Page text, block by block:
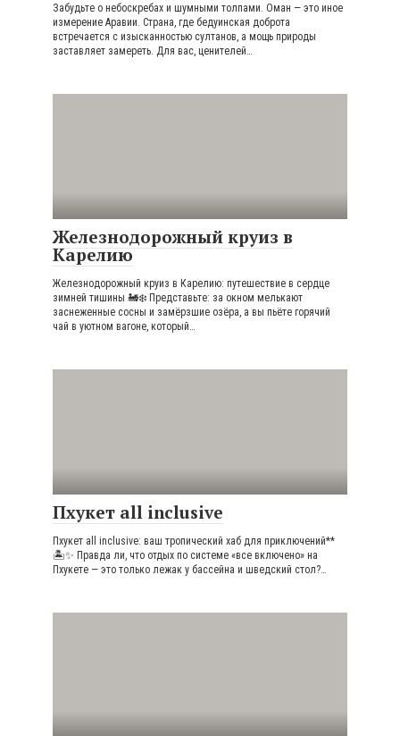
Забудьте о небоскребах и шумными толпами. Оман — это иное
измерение Аравии. Страна, где бедуинская доброта
встречается с изысканностью султанов, а мощь природы
заставляет замереть. Для вас, ценителей…
Железнодорожный круиз в
Карелию
Железнодорожный круиз в Карелию: путешествие в сердце
зимней тишины 🚂❄️ Представьте: за окном мелькают
заснеженные сосны и замёрзшие озёра, а вы пьёте горячий
чай в уютном вагоне, который…
Пхукет all inclusive
Пхукет all inclusive: ваш тропический хаб для приключений**
🏝️✨ Правда ли, что отдых по системе «все включено» на
Пхукете — это только лежак у бассейна и шведский стол?…